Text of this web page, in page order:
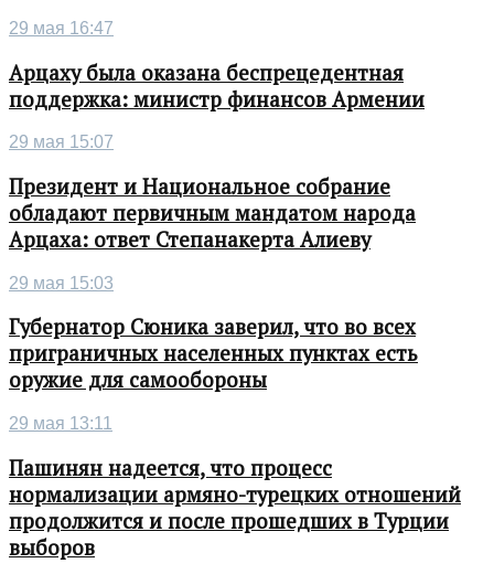
29 мая 16:47
Арцаху была оказана беспрецедентная
поддержка: министр финансов Армении
29 мая 15:07
Президент и Национальное собрание
обладают первичным мандатом народа
Арцаха: ответ Степанакерта Алиеву
29 мая 15:03
Губернатор Сюника заверил, что во всех
приграничных населенных пунктах есть
оружие для самообороны
29 мая 13:11
Пашинян надеется, что процесс
нормализации армяно-турецких отношений
продолжится и после прошедших в Турции
выборов